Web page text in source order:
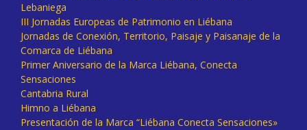
Lebaniega
III Jornadas Europeas de Patrimonio en Liébana
Jornadas de Conexión, Territorio, Paisaje y Paisanaje de la
Comarca de Liébana
Primer Aniversario de la Marca Liébana, Conecta
Sensaciones
Cantabria Rural
Himno a Liébana
Presentación de la Marca “Liébana Conecta Sensaciones»